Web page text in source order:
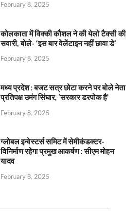
February 8, 2025
कोलकाता में विक्की कौशल ने की येलो टैक्सी की
सवारी, बोले- ‘इस बार वेलेंटाइन नहीं छावा डे’
February 8, 2025
मध्य प्रदेश : बजट सत्र छोटा करने पर बोले नेता
प्रतिपक्ष उमंग सिंघार, ‘सरकार डरपोक है’
February 8, 2025
ग्लोबल इन्वेस्टर्स समिट में सेमीकंडक्टर-
विनिर्माण रहेगा प्रमुख आकर्षण : सीएम मोहन
यादव
February 8, 2025